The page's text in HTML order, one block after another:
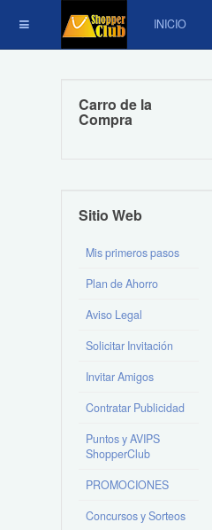
INICIO
Carro de la
Compra
Sitio Web
Mis primeros pasos
Plan de Ahorro
Aviso Legal
Solicitar Invitación
Invitar Amigos
Contratar Publicidad
Puntos y AVIPS
ShopperClub
PROMOCIONES
Concursos y Sorteos